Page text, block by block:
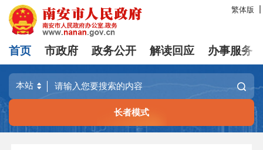
繁体版
首页 市政府 政务公开 解读回应 办事服务
长者模式